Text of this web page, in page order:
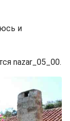
и
nazar_05_00.